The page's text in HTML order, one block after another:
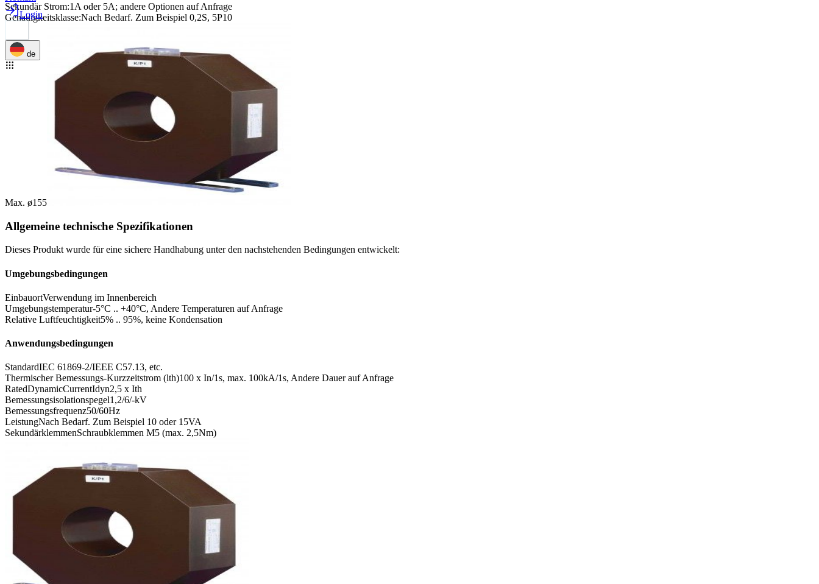
Login
de
Sekundär Strom:1A oder 5A; andere Optionen auf Anfrage
Genauigkeitsklasse:Nach Bedarf. Zum Beispiel 0,2S, 5P10
Max. ø155
Allgemeine technische Spezifikationen
Dieses Produkt wurde für eine sichere Handhabung unter den nachstehenden Bedingungen entwickelt:
Umgebungsbedingungen
EinbauortVerwendung im Innenbereich
Umgebungstemperatur-5°C .. +40°C, Andere Temperaturen auf Anfrage
Relative Luftfeuchtigkeit5% .. 95%, keine Kondensation
Anwendungsbedingungen
StandardIEC 61869-2/IEEE C57.13, etc.
Thermischer Bemessungs-Kurzzeitstrom (lth)100 x In/1s, max. 100kA/1s, Andere Dauer auf Anfrage
RatedDynamicCurrentIdyn2,5 x Ith
Bemessungsisolationspegel1,2/6/-kV
Bemessungsfrequenz50/60Hz
LeistungNach Bedarf. Zum Beispiel 10 oder 15VA
SekundärklemmenSchraubklemmen M5 (max. 2,5Nm)